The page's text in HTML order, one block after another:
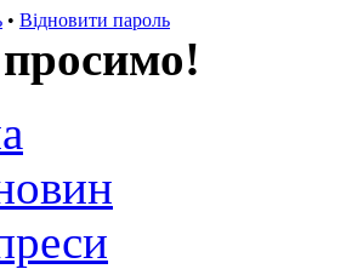
• Відновити пароль